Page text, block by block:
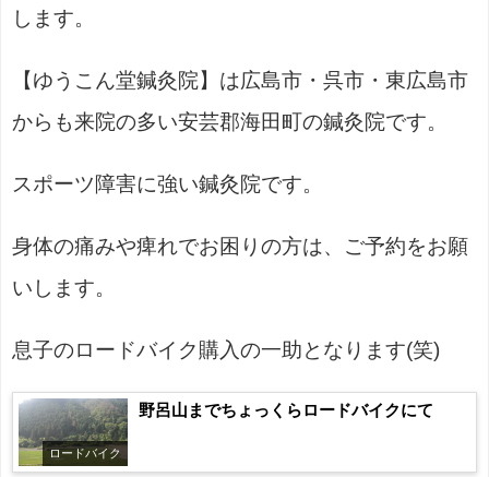
します。
【ゆうこん堂鍼灸院】は広島市・呉市・東広島市
からも来院の多い安芸郡海田町の鍼灸院です。
スポーツ障害に強い鍼灸院です。
身体の痛みや痺れでお困りの方は、ご予約をお願
いします。
息子のロードバイク購入の一助となります(笑)
ロードバイク
野呂山までちょっくらロードバイクにて